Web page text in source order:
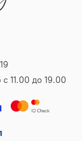
11.00 до 19.00